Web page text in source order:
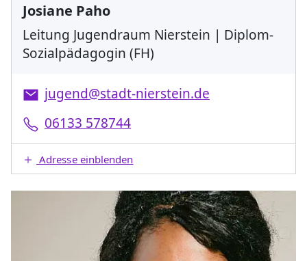
Josiane Paho
Leitung Jugendraum Nierstein | Diplom-
Sozialpädagogin (FH)
jugend@stadt-nierstein.de
06133 578744
Adresse einblenden